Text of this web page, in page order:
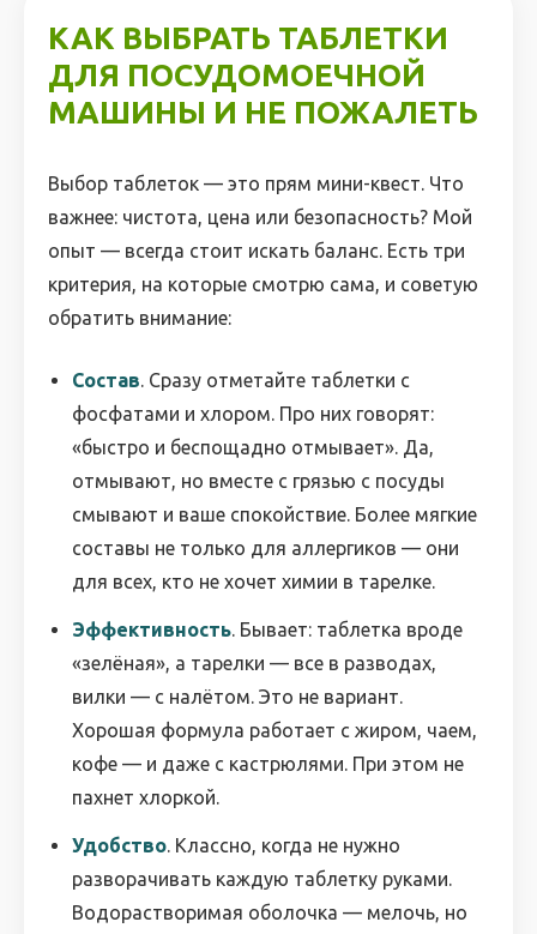
КАК ВЫБРАТЬ ТАБЛЕТКИ
ДЛЯ ПОСУДОМОЕЧНОЙ
МАШИНЫ И НЕ ПОЖАЛЕТЬ
Выбор таблеток — это прям мини-квест. Что
важнее: чистота, цена или безопасность? Мой
опыт — всегда стоит искать баланс. Есть три
критерия, на которые смотрю сама, и советую
обратить внимание:
Состав. Сразу отметайте таблетки с
фосфатами и хлором. Про них говорят:
«быстро и беспощадно отмывает». Да,
отмывают, но вместе с грязью с посуды
смывают и ваше спокойствие. Более мягкие
составы не только для аллергиков — они
для всех, кто не хочет химии в тарелке.
Эффективность. Бывает: таблетка вроде
«зелёная», а тарелки — все в разводах,
вилки — с налётом. Это не вариант.
Хорошая формула работает с жиром, чаем,
кофе — и даже с кастрюлями. При этом не
пахнет хлоркой.
Удобство. Классно, когда не нужно
разворачивать каждую таблетку руками.
Водорастворимая оболочка — мелочь, но